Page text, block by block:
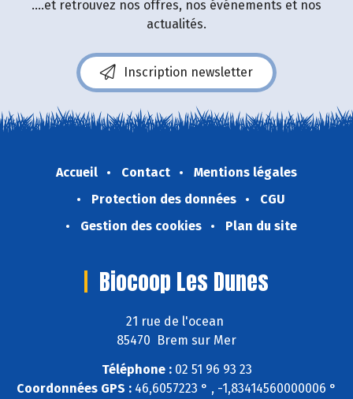
....et retrouvez nos offres, nos événements et nos
actualités.
Inscription newsletter
Accueil Contact
Mentions légales
Protection des données
CGU
Gestion des cookies
Plan du site
Biocoop Les Dunes
21 rue de l'ocean
85470 Brem sur Mer
Téléphone :02 51 96 93 23
Coordonnées GPS : 46,6057223 ° , -1,83414560000006 °